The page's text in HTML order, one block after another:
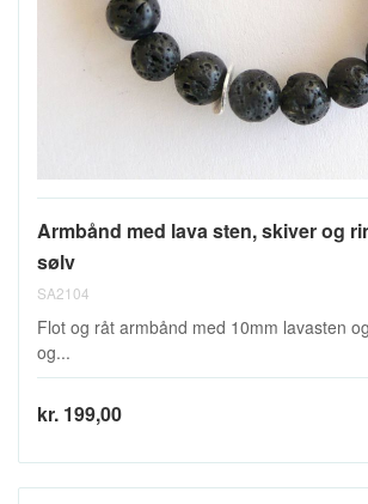
Armbånd med lava sten, skiver og
sølv
SA2104
Flot og råt armbånd med 10mm lavasten
og...
kr. 199,00